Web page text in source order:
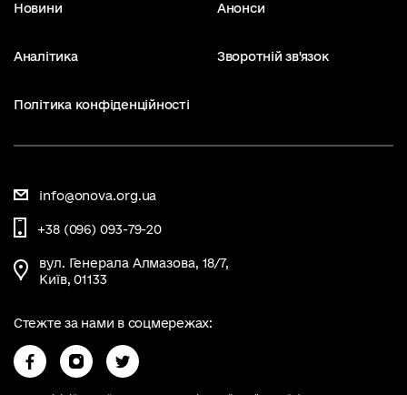
Новини Анонси
Аналітика Зворотній зв'язок
Політика конфіденційності
info@onova.org.ua
+38 (096) 093-79-20
вул. Генерала Алмазова, 18/7,
Київ, 01133
Стежте за нами в соцмережах: